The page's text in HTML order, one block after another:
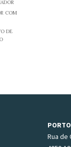
COM
DE
PORTO
Rua de